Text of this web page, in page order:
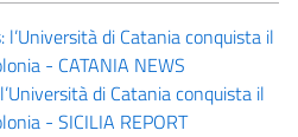
l’Università di Catania conquista il
- CATANIA NEWS
di Catania conquista il
- SICILIA REPORT